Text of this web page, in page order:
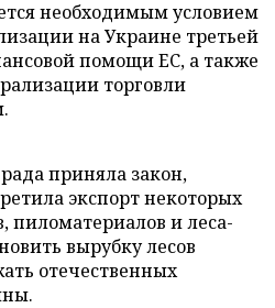
необходимым условием
на Украине третьей
помощи ЕС, а также
торговли
приняла закон,
экспорт некоторых
пиломатериалов и леса-
вырубку лесов
отечественных